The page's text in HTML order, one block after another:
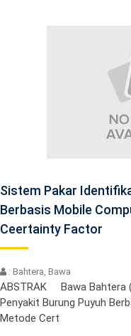
Sistem Pakar
Berbasis Mobile
Ceertainty Factor
: Bahtera, Bawa
ABSTRAK Bawa Bahtera
Penyakit Burung Puyuh
Metode Cert